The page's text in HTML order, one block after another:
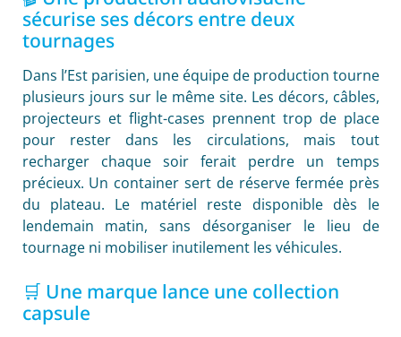
sécurise ses décors entre deux
tournages
Dans l’Est parisien, une équipe de production tourne
plusieurs jours sur le même site. Les décors, câbles,
projecteurs et flight-cases prennent trop de place
pour rester dans les circulations, mais tout
recharger chaque soir ferait perdre un temps
précieux. Un container sert de réserve fermée près
du plateau. Le matériel reste disponible dès le
lendemain matin, sans désorganiser le lieu de
tournage ni mobiliser inutilement les véhicules.
🛒 Une marque lance une collection
capsule